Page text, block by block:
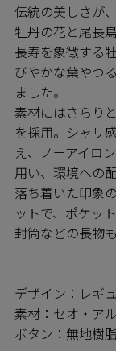
伝統の美しさが
牡丹の花と尾長
長寿を象徴する
びやかな葉やつ
ました。
素材にはさらり
を採用。シャリ
え、ノーアイロ
用い、環境への
落ち着いた印象
ットで、ポケッ
封筒などの長物
デザイン：レギ
素材：セオ・ア
ボタン：無地樹